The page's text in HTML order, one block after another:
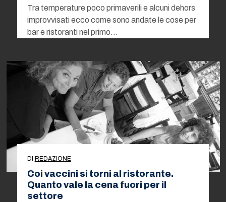
Tra temperature poco primaverili e alcuni dehors
improvvisati ecco come sono andate le cose per
bar e ristoranti nel primo…
DI REDAZIONE
Coi vaccini si torni al ristorante.
Quanto vale la cena fuori per il
settore